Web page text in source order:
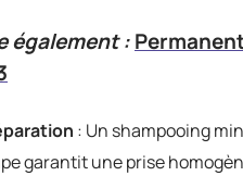
également :
: Un shampooing
garantit une prise